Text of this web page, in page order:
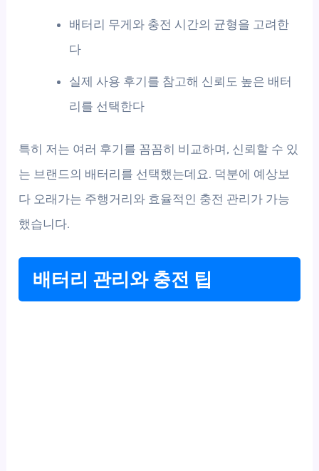
배터리 무게와 충전 시간의 균형을 고려한
다
실제 사용 후기를 참고해 신뢰도 높은 배터
리를 선택한다
특히 저는 여러 후기를 꼼꼼히 비교하며, 신뢰할 수 있
는 브랜드의 배터리를 선택했는데요. 덕분에 예상보
다 오래가는 주행거리와 효율적인 충전 관리가 가능
했습니다.
배터리 관리와 충전 팁